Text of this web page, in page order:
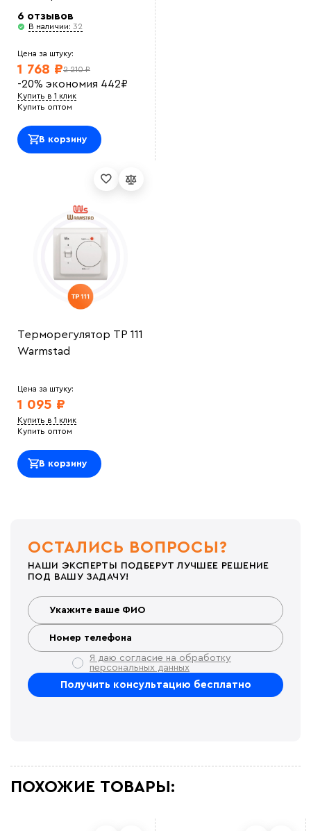
6 отзывов
В наличии: 32
Цена за штуку:
2 210 ₽
1 768 ₽
-20% экономия 442₽
Купить в 1 клик
Купить оптом
В корзину
Терморегулятор ТР 111
Warmstad
Цена за штуку:
1 095 ₽
Купить в 1 клик
Купить оптом
В корзину
ОСТАЛИСЬ ВОПРОСЫ?
НАШИ ЭКСПЕРТЫ ПОДБЕРУТ ЛУЧШЕЕ РЕШЕНИЕ
ПОД ВАШУ ЗАДАЧУ!
Я даю согласие на обработку
персональных данных
ПОХОЖИЕ ТОВАРЫ: